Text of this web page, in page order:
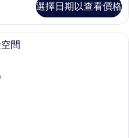
選擇日期以查看價格
高級寢具、客房內保險箱、書桌、筆
間